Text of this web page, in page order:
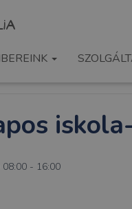
08:00 - 16:00